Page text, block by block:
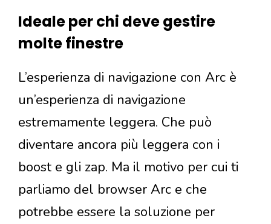
Ideale per chi deve gestire
molte finestre
L’esperienza di navigazione con Arc è
un’esperienza di navigazione
estremamente leggera. Che può
diventare ancora più leggera con i
boost e gli zap. Ma il motivo per cui ti
parliamo del browser Arc e che
potrebbe essere la soluzione per